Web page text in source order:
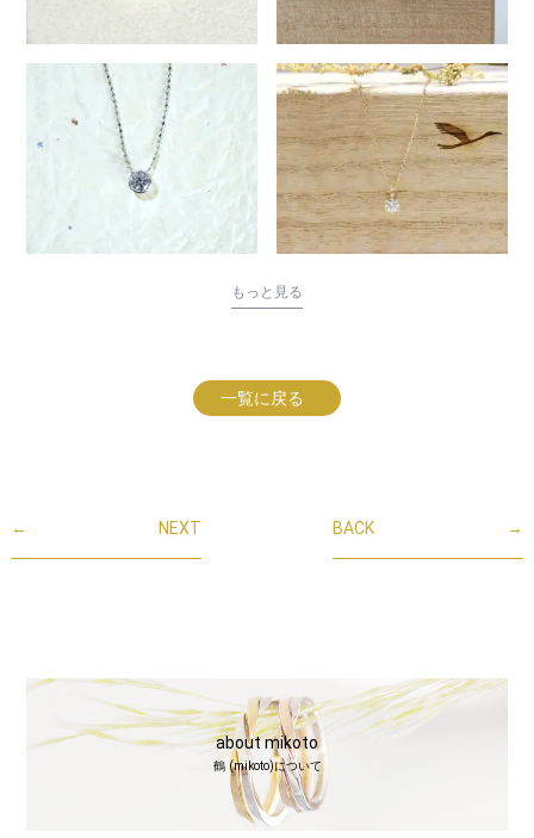
もっと見る
一覧に戻る
← NEXT →
BACK
about mikoto
鶴 (mikoto)について